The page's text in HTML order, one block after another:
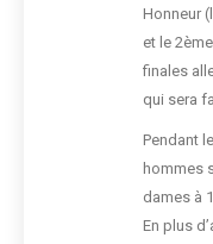
Honneur
et le
finales
qui sera
Pendant
hommes
dames à
En plus